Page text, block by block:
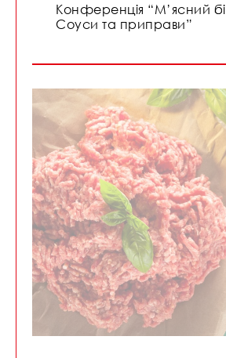
Конференція “М’ясний
Соуси та приправи”